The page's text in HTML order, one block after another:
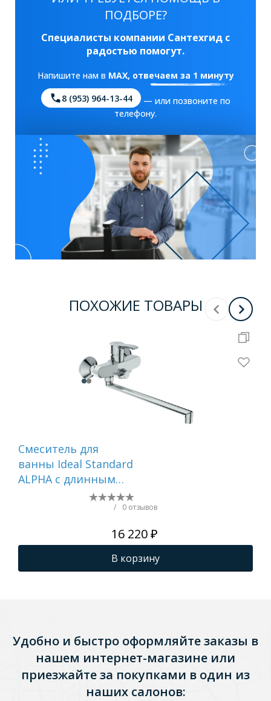
ПОДБОРЕ?
Специалисты компании Сантехгид с
радостью помогут.
Напишите нам в MAX, отвечаем за 1 минуту
8 (953) 964-13-44
— или позвоните по
телефону.
ПОХОЖИЕ ТОВАРЫ
Смеситель для
ванны Ideal Standard
ALPHA с длинным
Однорукоятковый,
/ 0 отзывов
16 220 ₽
В корзину
Удобно и быстро оформляйте заказы в
нашем интернет-магазине или
приезжайте за покупками в один из
наших салонов: